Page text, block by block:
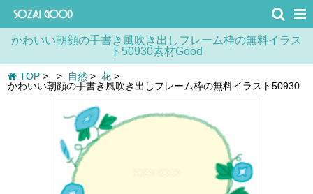
かわいい朝顔の手書き風吹き出しフレーム枠の無料イラス
ト50930素材Good
TOP > > 自然 > 花 >
かわいい朝顔の手書き風吹き出しフレーム枠の無料イラスト50930